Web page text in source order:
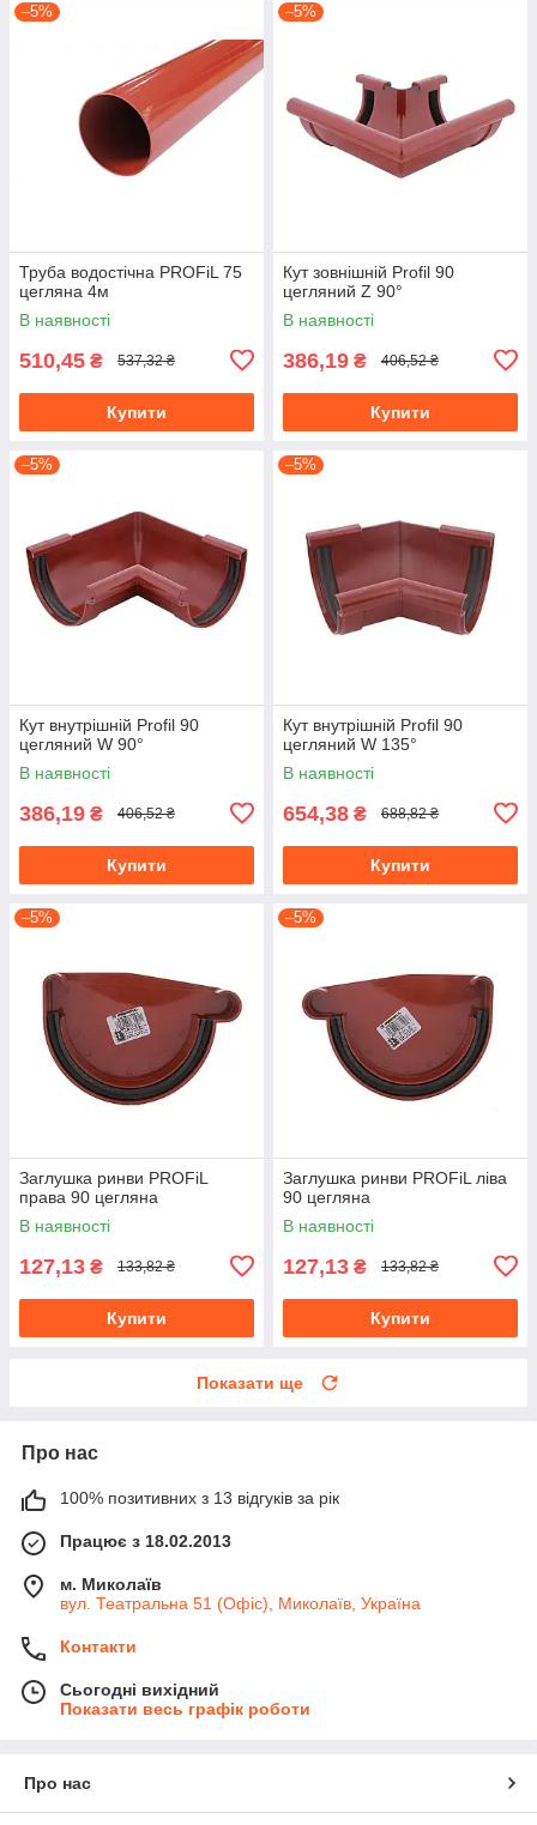
–5%
Труба водостічна PROFiL 75
цегляна 4м
В наявності
510,45 ₴ 537,32 ₴
Купити
–5%
Кут зовнішній Profil 90
цегляний Z 90°
В наявності
386,19 ₴ 406,52 ₴
Купити
–5%
Кут внутрішній Profil 90
цегляний W 90°
В наявності
386,19 ₴ 406,52 ₴
Купити
–5%
Кут внутрішній Profil 90
цегляний W 135°
В наявності
654,38 ₴ 688,82 ₴
Купити
–5%
Заглушка ринви PROFiL
права 90 цегляна
В наявності
127,13 ₴ 133,82 ₴
Купити
–5%
Заглушка ринви PROFiL ліва
90 цегляна
В наявності
127,13 ₴ 133,82 ₴
Купити
Показати ще
Про нас
100% позитивних з 13 відгуків за рік
Працює з 18.02.2013
м. Миколаїв
вул. Театральна 51 (Офіс), Миколаїв, Україна
Контакти
Сьогодні вихідний
Показати весь графік роботи
Про нас